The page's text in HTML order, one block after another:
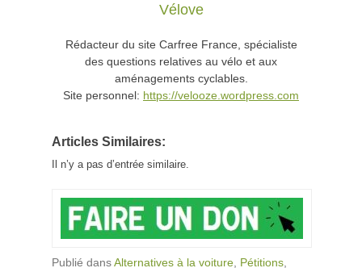
Vélove
Rédacteur du site Carfree France, spécialiste
des questions relatives au vélo et aux
aménagements cyclables.
Site personnel: https://velooze.wordpress.com
Articles Similaires:
Il n’y a pas d’entrée similaire.
Publié dansAlternatives à la voiture Pétitions